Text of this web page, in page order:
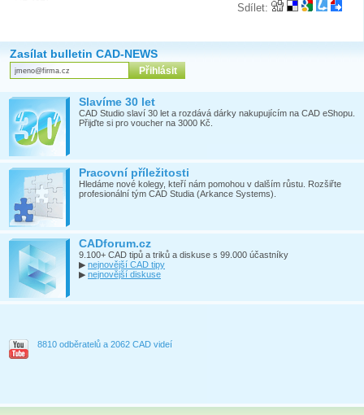
Sdílet:
Zasílat bulletin CAD-NEWS
Slavíme 30 let
CAD Studio slaví 30 let a rozdává dárky nakupujícím na CAD eShopu.
Přijďte si pro voucher na 3000 Kč.
Pracovní příležitosti
Hledáme nové kolegy, kteří nám pomohou v dalším růstu. Rozšiřte
profesionální tým CAD Studia (Arkance Systems).
CADforum.cz
9.100+ CAD tipů a triků a diskuse s 99.000 účastníky
▶ nejnovější CAD tipy
▶ nejnovější diskuse
8810 odběratelů a 2062 CAD videí